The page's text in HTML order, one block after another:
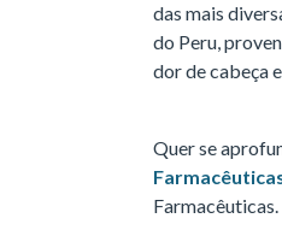
das mais
do Peru,
dor de cabeça
Quer se
Farmacêuticas.